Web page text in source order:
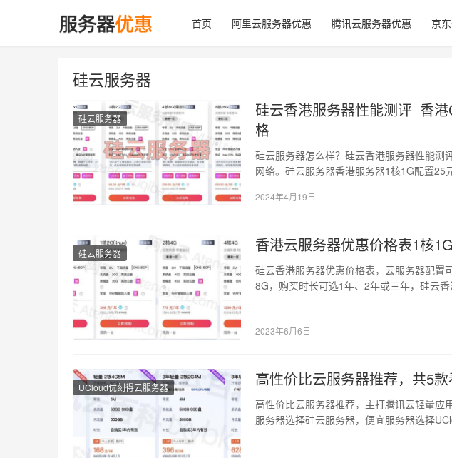
首页 阿里云服务器优惠 腾讯云服务器优惠 京
硅云服务器
硅云服务器
硅云香港服务器性能测评_香
格
硅云服务器怎么样？硅云香港服务器性能测
网络。硅云服务器香港服务器1核1G配置
2024年4月19日
硅云服务器 香港云服务器优惠价格表1核
硅云香港服务器优惠价格表，云服务器配
8G，购买时长可选1年、2年或三年，硅云
2023年6月6日
UCloud优刻得云服务器 高性价比云服务器推荐，共5款
高性价比云服务器推荐，主打腾讯云轻量应
服务器选择硅云服务器，便宜服务器选择